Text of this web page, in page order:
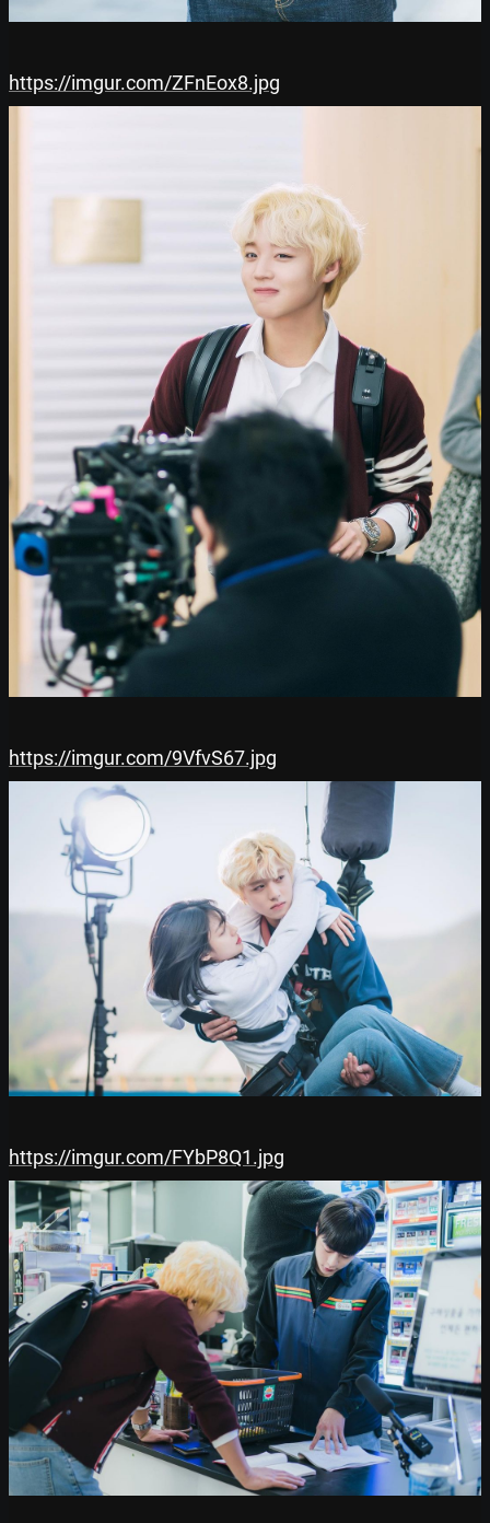
https://imgur.com/ZFnEox8.jpg
https://imgur.com/9VfvS67.jpg
https://imgur.com/FYbP8Q1.jpg